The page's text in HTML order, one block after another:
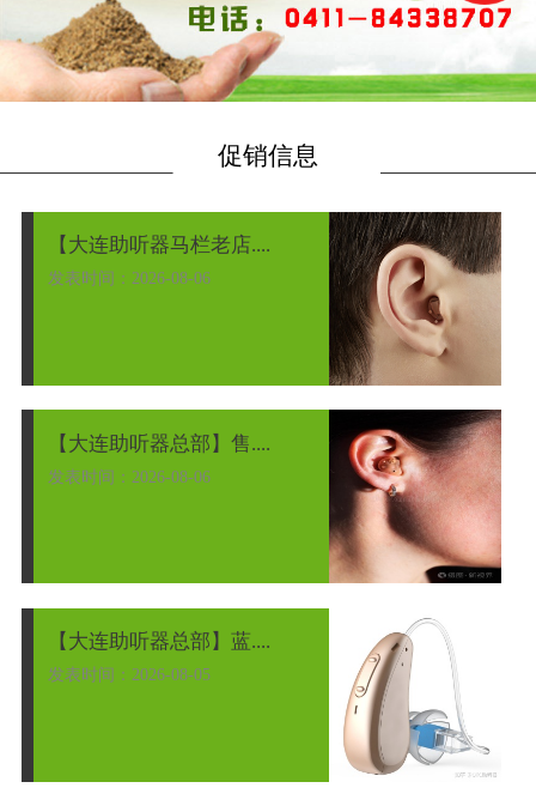
促销信息
【大连助听器马栏老店....
发表时间：2026-08-06
【大连助听器总部】售....
发表时间：2026-08-06
【大连助听器总部】蓝....
发表时间：2026-08-05